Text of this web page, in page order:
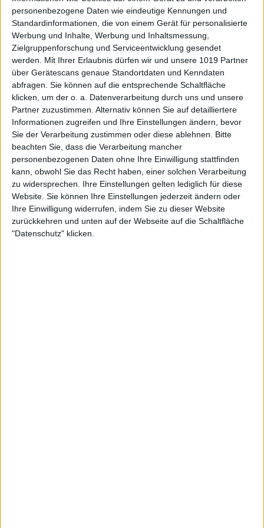
personenbezogene Daten wie eindeutige Kennungen und
Standardinformationen, die von einem Gerät für personalisierte
Werbung und Inhalte, Werbung und Inhaltsmessung,
Zielgruppenforschung und Serviceentwicklung gesendet
werden.
Mit Ihrer Erlaubnis dürfen wir und unsere 1019 Partner
über Gerätescans genaue Standortdaten und Kenndaten
abfragen. Sie können auf die entsprechende Schaltfläche
klicken, um der o. a. Datenverarbeitung durch uns und unsere
Partner zuzustimmen. Alternativ können Sie auf detailliertere
Informationen zugreifen und Ihre Einstellungen ändern, bevor
Sie der Verarbeitung zustimmen oder diese ablehnen.
Bitte
beachten Sie, dass die Verarbeitung mancher
personenbezogenen Daten ohne Ihre Einwilligung stattfinden
kann, obwohl Sie das Recht haben, einer solchen Verarbeitung
zu widersprechen. Ihre Einstellungen gelten lediglich für diese
Website. Sie können Ihre Einstellungen jederzeit ändern oder
Ihre Einwilligung widerrufen, indem Sie zu dieser Website
zurückkehren und unten auf der Webseite auf die Schaltfläche
"Datenschutz" klicken.